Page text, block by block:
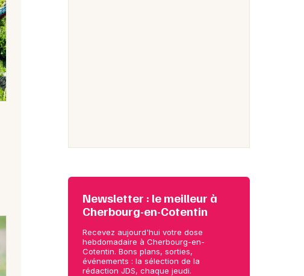
Newsletter : le meilleur à
Cherbourg-en-Cotentin
Recevez aujourd'hui votre dose
hebdomadaire à Cherbourg-en-
Cotentin. Bons plans, sorties,
événements : la sélection de la
rédaction JDS, chaque jeudi.